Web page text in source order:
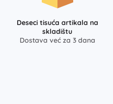
Deseci tisuća artikala na
skladištu
Dostava već za 3 dana